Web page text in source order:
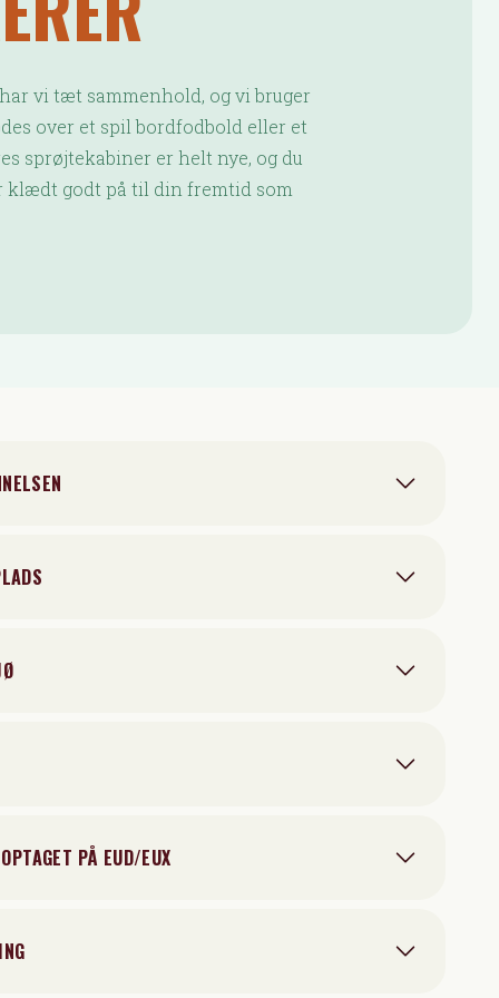
vi tæt sammenhold, og vi bruger
over et spil bordfodbold eller et
sprøjtekabiner er helt nye, og du
klædt godt på til din fremtid som
PÅ EUD/EUX